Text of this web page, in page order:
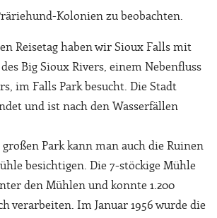
Kolonien zu beobachten.
Reisetag haben wir Sioux Falls mit
Big Sioux Rivers, einem Nebenfluss
im Falls Park besucht. Die Stadt
und ist nach den Wasserfällen
Park kann man auch die Ruinen
besichtigen. Die 7-stöckige Mühle
den Mühlen und konnte 1.200
verarbeiten. Im Januar 1956 wurde die